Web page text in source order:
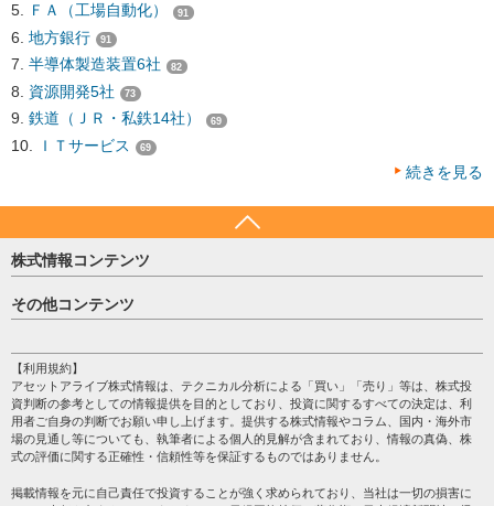
ＦＡ（工場自動化） 91
地方銀行 91
半導体製造装置6社 82
資源開発5社 73
鉄道（ＪＲ・私鉄14社） 69
ＩＴサービス 69
続きを見る
株式情報コンテンツ
日経平均
売買シグナル
注目銘柄
株テーマ情報
海外市況
投資カレンダー
格付け情報
その他コンテンツ
個人情報保護方針
プライバシーポリシー
会社案内
サイトマップ
過去データ
【利用規約】
アセットアライブ株式情報は、テクニカル分析による「買い」「売り」等は、株式投
資判断の参考としての情報提供を目的としており、投資に関するすべての決定は、利
用者ご自身の判断でお願い申し上げます。提供する株式情報やコラム、国内・海外市
場の見通し等についても、執筆者による個人的見解が含まれており、情報の真偽、株
式の評価に関する正確性・信頼性等を保証するものではありません。
掲載情報を元に自己責任で投資することが強く求められており、当社は一切の損害に